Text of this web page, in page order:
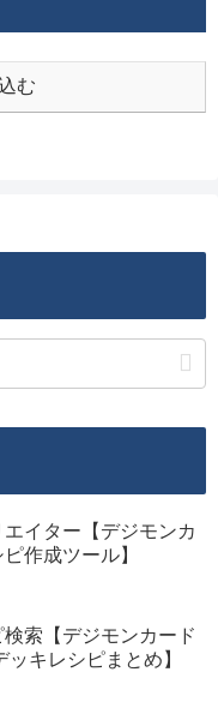
む
イター【デジモンカ
作成ツール】
索【デジモンカード
キレシピまとめ】